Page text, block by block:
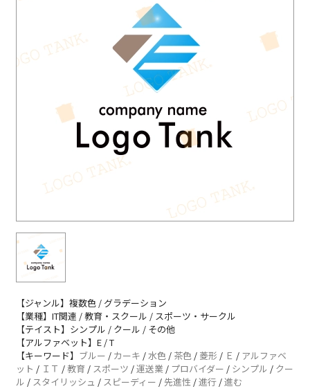
【ジャンル】複数色 / グラデーション
【業種】IT関連 / 教育・スクール / スポーツ・サークル
【テイスト】シンプル / クール / その他
【アルファベット】E / T
【キーワード】 ブルー / カーキ /水色 / 茶色 / 菱形 / Ｅ / アルファベ
ット / ＩＴ / 教育 / スポーツ /運送業 / プロバイダー / シンプル / クー
ル / スタイリッシュ / スピーディー / 先進性 /進行 /進む